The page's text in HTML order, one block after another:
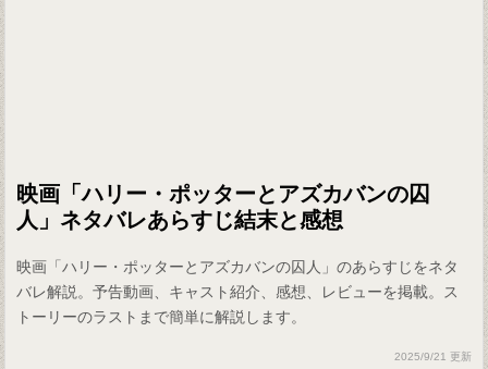
映画「ハリー・ポッターとアズカバンの囚
人」ネタバレあらすじ結末と感想
映画「ハリー・ポッターとアズカバンの囚人」のあらすじをネタ
バレ解説。予告動画、キャスト紹介、感想、レビューを掲載。ス
トーリーのラストまで簡単に解説します。
2025/9/21 更新